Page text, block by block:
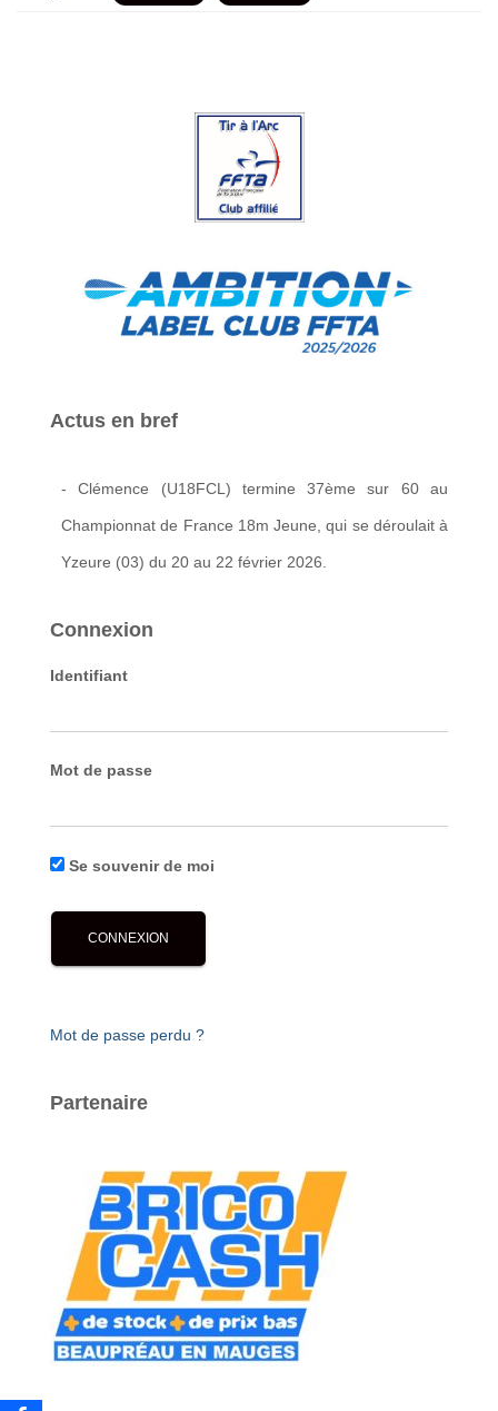
Actus en bref
- Clémence (U18FCL) termine 37ème sur 60 au
Championnat de France 18m Jeune, qui se déroulait à
Yzeure (03) du 20 au 22 février 2026.
Connexion
Identifiant
Mot de passe
Se souvenir de moi
Mot de passe perdu ?
Partenaire